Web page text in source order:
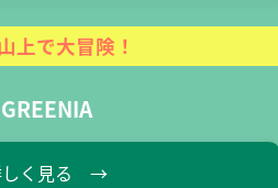
上で大冒険！
GREENIA
しく見る →